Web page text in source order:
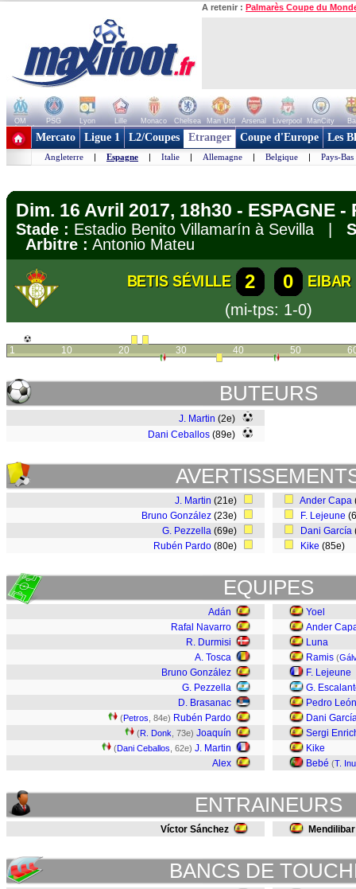
A retenir : Palmarès Coupe du
OM PSG Lyon Lille Monaco Chelsea Man Utd Arsenal Liverpool ManCity
+ de clubs
Mercato Ligue 1 L2/Coupes Etranger Coupe d'Europe Les
Angleterre | Espagne | Italie | Allemagne | Belgique | Pays-Bas
Dim. 16 Avril 2017, 18h30 - ESPAGNE
Stade : Estadio Benito Villamarín à Sevilla |
Arbitre : Antonio Mateu
BETIS SÉVILLE 2 0
EIBAR
(mi-tps: 1-0)
1 10 20 30 40 50
BUTEURS
J. Martin (2e)
Dani Ceballos (89e)
J. Martin (21e)
Bruno González (23e)
G. Pezzella (69e)
Rubén Pardo (80e)
Ander Capa
F. Lejeune
Dani García
Kike (85e)
EQUIPES
Adán
Rafal Navarro
R. Durmisi
A. Tosca
Bruno González
G. Pezzella
D. Brasanac
(Petros , 84e) Rubén Pardo
(R. Donk , 73e) Joaquín
(Dani Ceballos , 62e) J. Martin
Alex
Yoel
Ander
Luna
Ramis (
F. Lejeune
G.
Pedro León
Dani
Sergi
Kike
Bebé (T.
ENTRAINEURS
Víctor Sánchez Mendilibar
BANCS DE